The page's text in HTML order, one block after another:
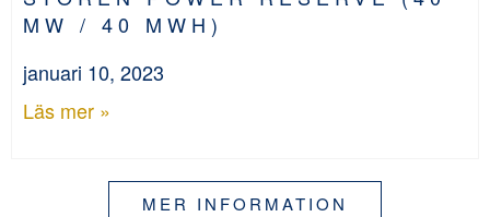
MW / 40 MWH)
januari 10, 2023
Läs mer »
MER INFORMATION